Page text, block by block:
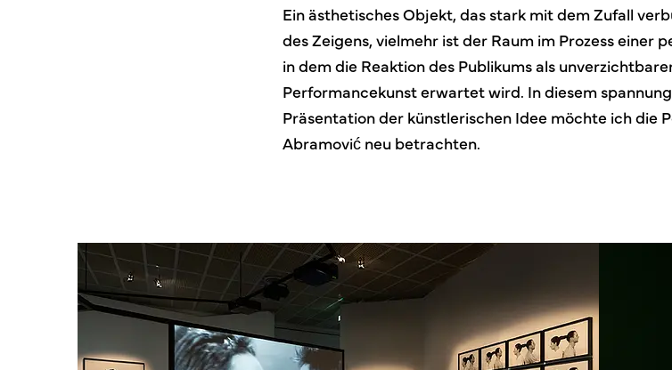
Ein ästhetisches Objekt, das stark mit dem Zufall
des Zeigens, vielmehr ist der Raum im Prozess einer
in dem die Reaktion des Publikums als
Performancekunst erwartet wird. In diesem
Präsentation der künstlerischen Idee möchte ich die
Abramović neu betrachten.